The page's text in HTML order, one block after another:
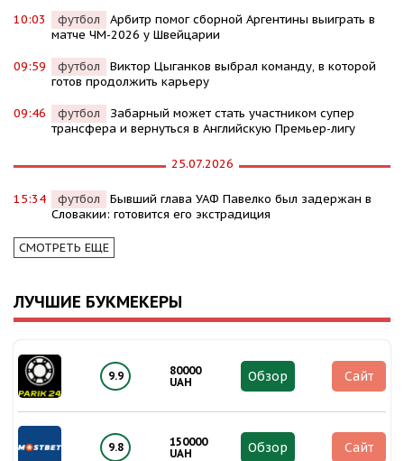
10:03 футбол
Арбитр помог сборной Аргентины выиграть в
матче ЧМ-2026 у Швейцарии
09:59 футбол
Виктор Цыганков выбрал команду, в которой
готов продолжить карьеру
09:46 футбол
Забарный может стать участником супер
трансфера и вернуться в Английскую Премьер-лигу
25.07.2026
15:34 футбол
Бывший глава УАФ Павелко был задержан в
Словакии: готовится его экстрадиция
СМОТРЕТЬ ЕЩЕ
ЛУЧШИЕ БУКМЕКЕРЫ
9.9
80000
UAH
Обзор Сайт
9.8
150000
UAH
Обзор Сайт